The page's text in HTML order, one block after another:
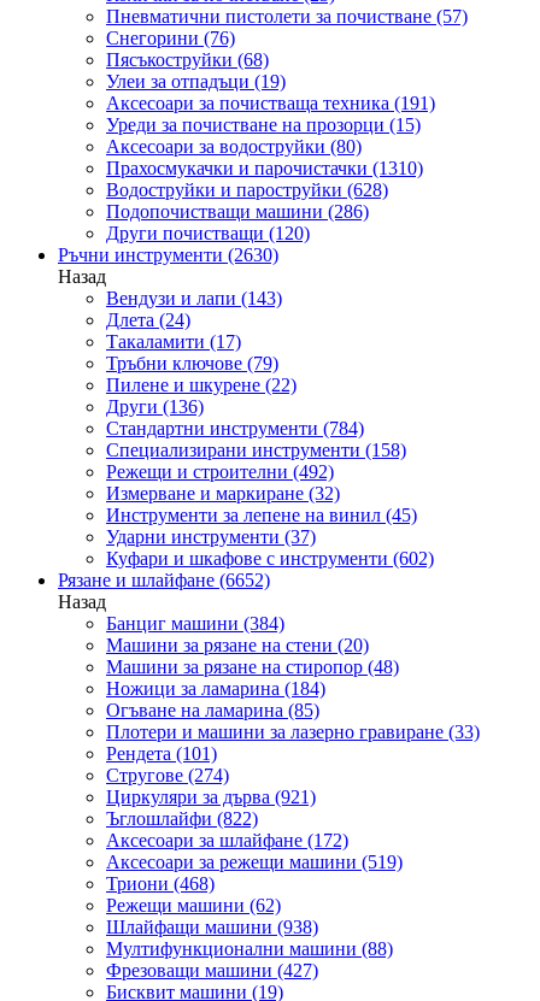
Пневматични пистолети за почистване (57)
Снегорини (76)
Пясъкоструйки (68)
Улеи за отпадъци (19)
Аксесоари за почистваща техника (191)
Уреди за почистване на прозорци (15)
Аксесоари за водоструйки (80)
Прахосмукачки и парочистачки (1310)
Водоструйки и пароструйки (628)
Подопочистващи машини (286)
Други почистващи (120)
Ръчни инструменти (2630)
Назад
Вендузи и лапи (143)
Длета (24)
Такаламити (17)
Тръбни ключове (79)
Пилене и шкурене (22)
Други (136)
Стандартни инструменти (784)
Специализирани инструменти (158)
Режещи и строителни (492)
Измерване и маркиране (32)
Инструменти за лепене на винил (45)
Ударни инструменти (37)
Куфари и шкафове с инструменти (602)
Рязане и шлайфане (6652)
Назад
Банциг машини (384)
Машини за рязане на стени (20)
Машини за рязане на стиропор (48)
Ножици за ламарина (184)
Огъване на ламарина (85)
Плотери и машини за лазерно гравиране (33)
Рендета (101)
Стругове (274)
Циркуляри за дърва (921)
Ъглошлайфи (822)
Аксесоари за шлайфане (172)
Аксесоари за режещи машини (519)
Триони (468)
Режещи машини (62)
Шлайфащи машини (938)
Мултифункционални машини (88)
Фрезоващи машини (427)
Бисквит машини (19)